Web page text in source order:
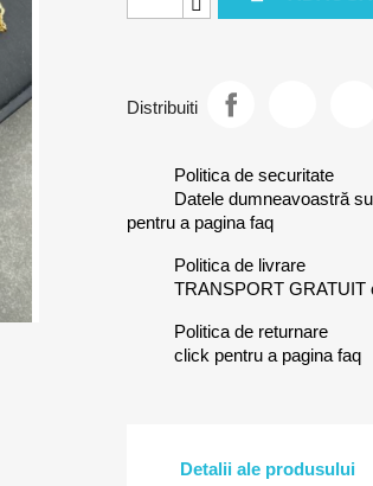
Distribuiti
Politica de securitate
Datele dumneavoastră
pentru a pagina faq
Politica de livrare
TRANSPORT GRATUIT
Politica de returnare
click pentru a pagina faq
Detalii ale produsului